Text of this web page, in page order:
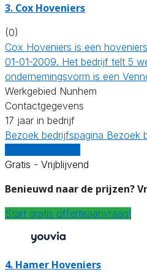
3. Cox Hoveniers
(0)
Cox Hoveniers is een
01-01-2009. Het bedrijf telt 5
ondernemingsvorm is een
Werkgebied Nunhem
Contactgegevens
17 jaar in bedrijf
Bezoek bedrijfspagina Bezoek
Gratis - Vrijblijvend
Benieuwd naar de prijzen?
Start gratis offerteaanvraag!
4. Hamer Hoveniers